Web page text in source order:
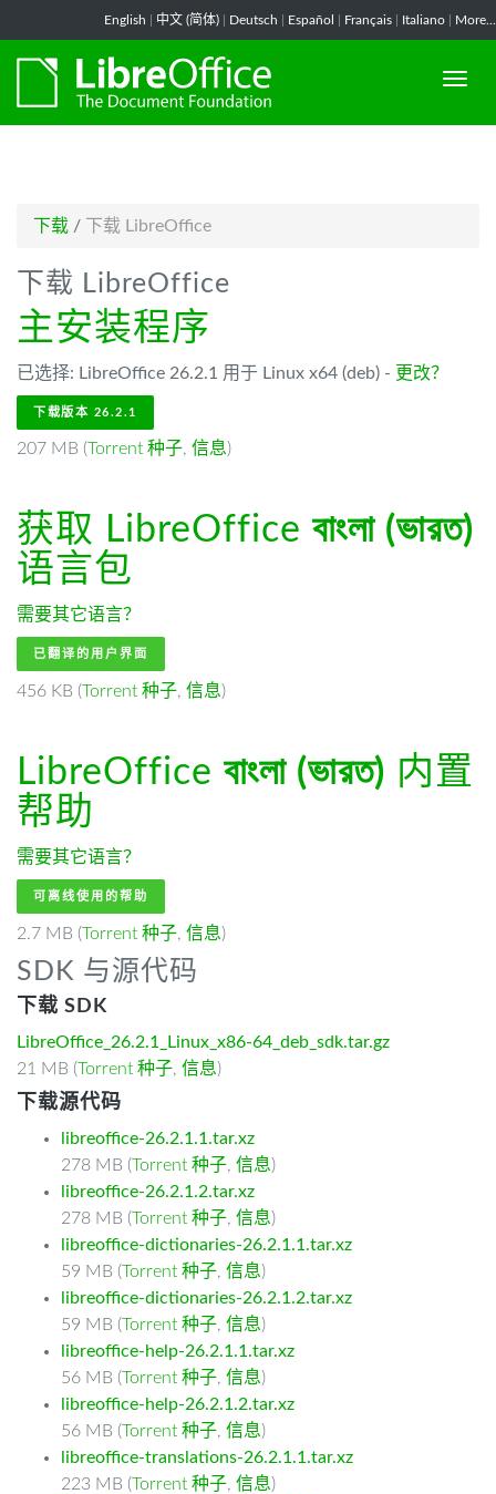
English 中文 (简体) Deutsch Español Français Italiano More...
下载 / 下载 LibreOffice
下载 LibreOffice
主安装程序
已选择: LibreOffice 26.2.1 用于 Linux x64 (deb) - 更改？
下载版本 26.2.1
207 MB (Torrent 种子, 信息)
获取 LibreOffice বাংলা (ভারত)
语言包
需要其它语言？
已翻译的用户界面
456 KB (Torrent 种子, 信息)
LibreOffice বাংলা (ভারত) 内置
帮助
需要其它语言？
可离线使用的帮助
2.7 MB (Torrent 种子, 信息)
SDK 与源代码
下载 SDK
LibreOffice_26.2.1_Linux_x86-64_deb_sdk.tar.gz
21 MB (Torrent 种子, 信息)
下载源代码
libreoffice-26.2.1.1.tar.xz
278 MB (Torrent 种子, 信息)
libreoffice-26.2.1.2.tar.xz
278 MB (Torrent 种子, 信息)
libreoffice-dictionaries-26.2.1.1.tar.xz
59 MB (Torrent 种子, 信息)
libreoffice-dictionaries-26.2.1.2.tar.xz
59 MB (Torrent 种子, 信息)
libreoffice-help-26.2.1.1.tar.xz
56 MB (Torrent 种子, 信息)
libreoffice-help-26.2.1.2.tar.xz
56 MB (Torrent 种子, 信息)
libreoffice-translations-26.2.1.1.tar.xz
223 MB (Torrent 种子, 信息)